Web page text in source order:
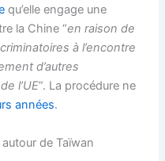
qu’elle engage une
la Chine “en raison de
à l’encontre
d’autres
l’UE”. La procédure ne
années.
de Taïwan